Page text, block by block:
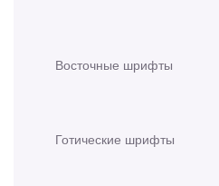
Восточные шрифты
Готические шрифты